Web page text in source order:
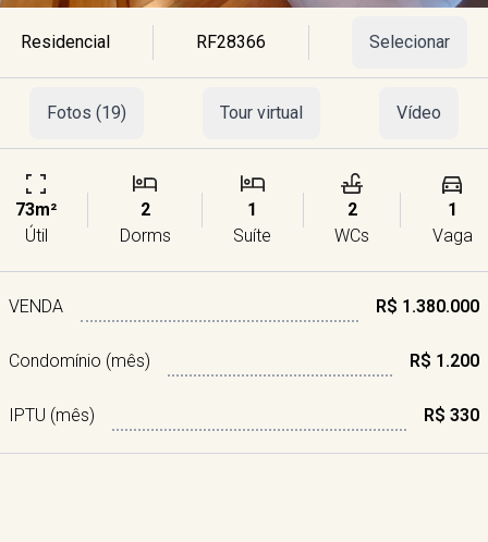
Residencial RF28366 Selecionar
Fotos (19) Tour virtual Vídeo
73m²
Útil
2
Dorms
1
Suíte
2
WCs
1
Vaga
VENDA R$ 1.380.000
Condomínio (mês) R$ 1.200
IPTU (mês) R$ 330